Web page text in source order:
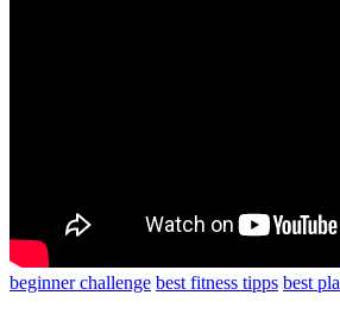
beginner challenge best fitness tipps best